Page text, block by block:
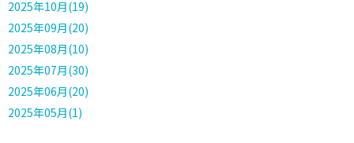
2025年10月(19)
2025年09月(20)
2025年08月(10)
2025年07月(30)
2025年06月(20)
2025年05月(1)